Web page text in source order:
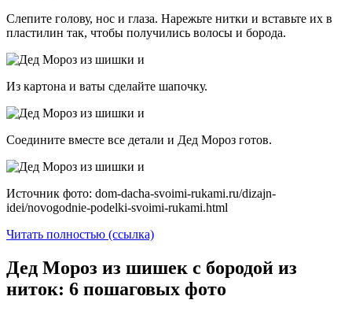
Слепите голову, нос и глаза. Нарежьте нитки и вставьте их в
пластилин так, чтобы получились волосы и борода.
Из картона и ваты сделайте шапочку.
Соедините вместе все детали и Дед Мороз готов.
Источник фото: dom-dacha-svoimi-rukami.ru/dizajn-
idei/novogodnie-podelki-svoimi-rukami.html
Читать полностью (ссылка)
Дед Мороз из шишек с бородой из
ниток: 6 пошаговых фото